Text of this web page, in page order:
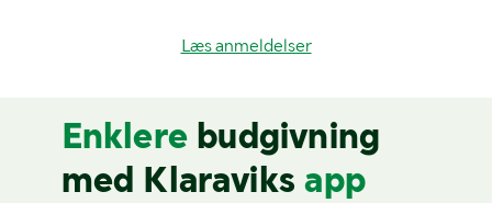
Læs anmeldelser
Enklere budgivning
med Klaraviks app